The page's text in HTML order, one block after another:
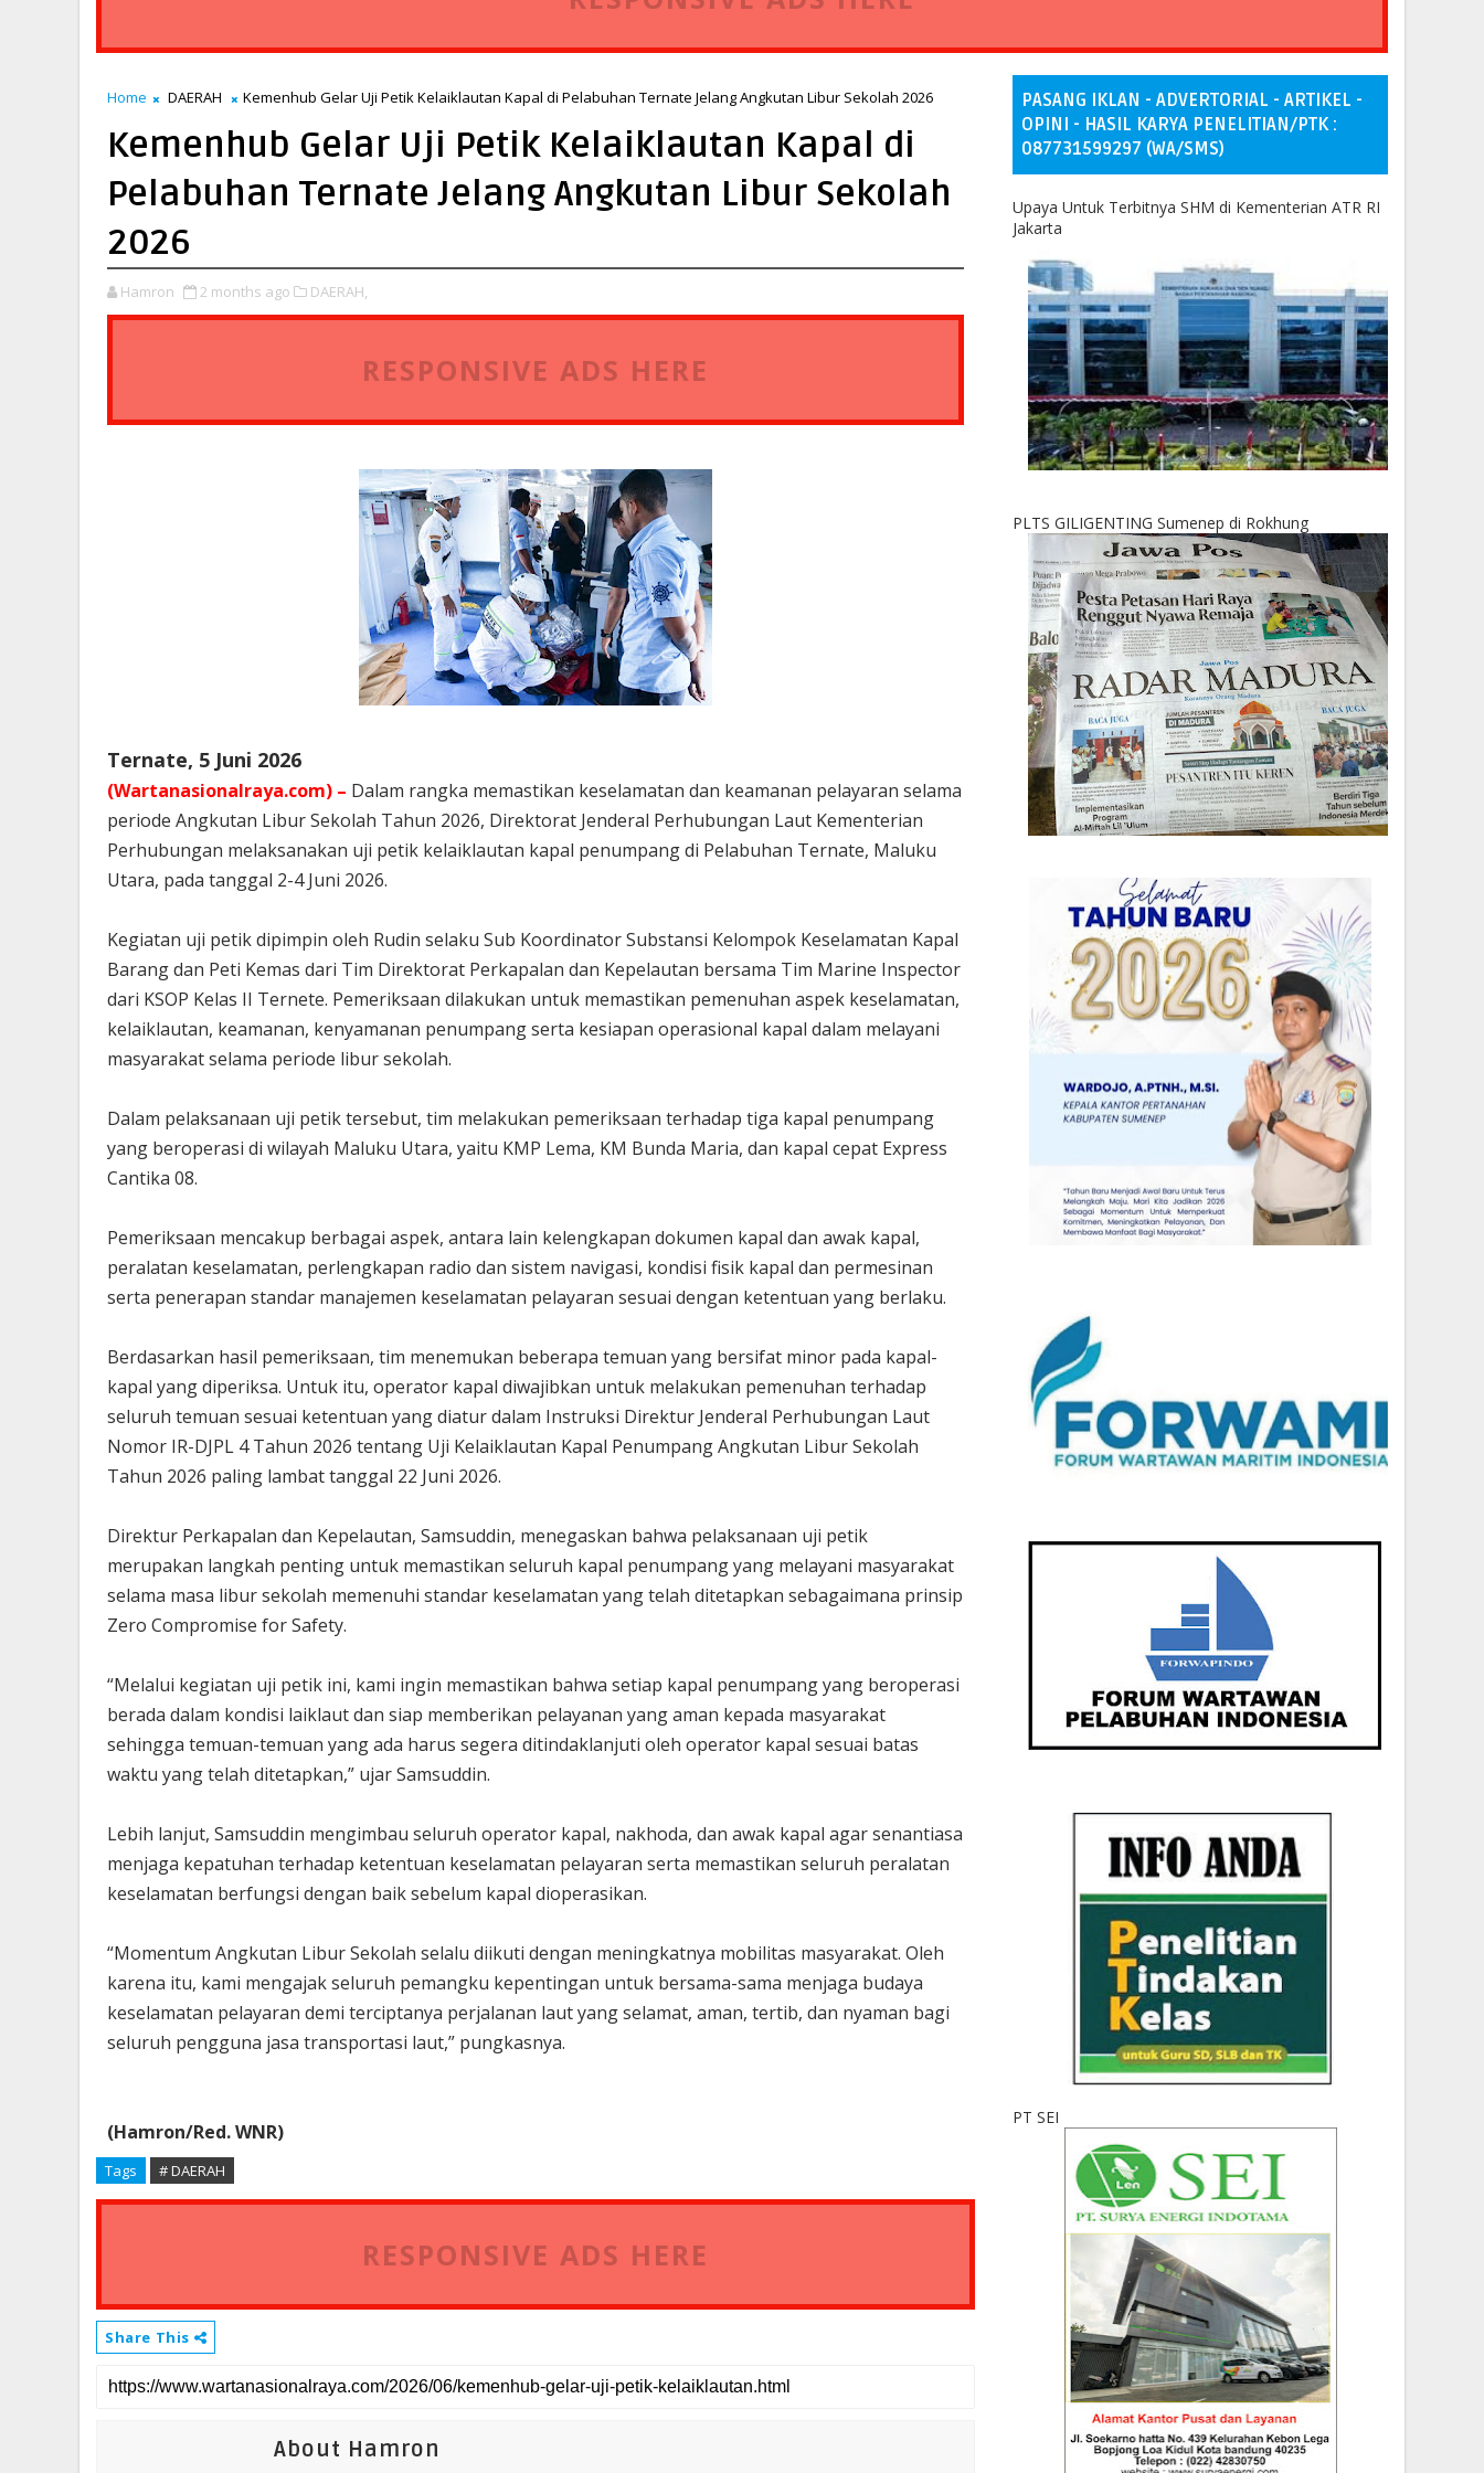
Home DAERAH Kemenhub Gelar Uji Petik Kelaiklautan Kapal di Pelabuhan Ternate Jelang Angkutan Libur Sekolah 2026
Kemenhub Gelar Uji Petik Kelaiklautan Kapal di
Pelabuhan Ternate Jelang Angkutan Libur Sekolah
2026
Hamron 2 months ago DAERAH,
RESPONSIVE ADS HERE
Ternate, 5 Juni 2026
(Wartanasionalraya.com) – Dalam rangka memastikan keselamatan dan keamanan pelayaran selama
periode Angkutan Libur Sekolah Tahun 2026, Direktorat Jenderal Perhubungan Laut Kementerian
Perhubungan melaksanakan uji petik kelaiklautan kapal penumpang di Pelabuhan Ternate, Maluku
Utara, pada tanggal 2-4 Juni 2026.
Kegiatan uji petik dipimpin oleh Rudin selaku Sub Koordinator Substansi Kelompok Keselamatan Kapal
Barang dan Peti Kemas dari Tim Direktorat Perkapalan dan Kepelautan bersama Tim Marine Inspector
dari KSOP Kelas II Ternete. Pemeriksaan dilakukan untuk memastikan pemenuhan aspek keselamatan,
kelaiklautan, keamanan, kenyamanan penumpang serta kesiapan operasional kapal dalam melayani
masyarakat selama periode libur sekolah.
Dalam pelaksanaan uji petik tersebut, tim melakukan pemeriksaan terhadap tiga kapal penumpang
yang beroperasi di wilayah Maluku Utara, yaitu KMP Lema, KM Bunda Maria, dan kapal cepat Express
Cantika 08.
Pemeriksaan mencakup berbagai aspek, antara lain kelengkapan dokumen kapal dan awak kapal,
peralatan keselamatan, perlengkapan radio dan sistem navigasi, kondisi fisik kapal dan permesinan
serta penerapan standar manajemen keselamatan pelayaran sesuai dengan ketentuan yang berlaku.
Berdasarkan hasil pemeriksaan, tim menemukan beberapa temuan yang bersifat minor pada kapal-
kapal yang diperiksa. Untuk itu, operator kapal diwajibkan untuk melakukan pemenuhan terhadap
seluruh temuan sesuai ketentuan yang diatur dalam Instruksi Direktur Jenderal Perhubungan Laut
Nomor IR-DJPL 4 Tahun 2026 tentang Uji Kelaiklautan Kapal Penumpang Angkutan Libur Sekolah
Tahun 2026 paling lambat tanggal 22 Juni 2026.
Direktur Perkapalan dan Kepelautan, Samsuddin, menegaskan bahwa pelaksanaan uji petik
merupakan langkah penting untuk memastikan seluruh kapal penumpang yang melayani masyarakat
selama masa libur sekolah memenuhi standar keselamatan yang telah ditetapkan sebagaimana prinsip
Zero Compromise for Safety.
“Melalui kegiatan uji petik ini, kami ingin memastikan bahwa setiap kapal penumpang yang beroperasi
berada dalam kondisi laiklaut dan siap memberikan pelayanan yang aman kepada masyarakat
sehingga temuan-temuan yang ada harus segera ditindaklanjuti oleh operator kapal sesuai batas
waktu yang telah ditetapkan,” ujar Samsuddin.
Lebih lanjut, Samsuddin mengimbau seluruh operator kapal, nakhoda, dan awak kapal agar senantiasa
menjaga kepatuhan terhadap ketentuan keselamatan pelayaran serta memastikan seluruh peralatan
keselamatan berfungsi dengan baik sebelum kapal dioperasikan.
“Momentum Angkutan Libur Sekolah selalu diikuti dengan meningkatnya mobilitas masyarakat. Oleh
karena itu, kami mengajak seluruh pemangku kepentingan untuk bersama-sama menjaga budaya
keselamatan pelayaran demi terciptanya perjalanan laut yang selamat, aman, tertib, dan nyaman bagi
seluruh pengguna jasa transportasi laut,” pungkasnya.
(Hamron/Red. WNR)
Tags # DAERAH
RESPONSIVE ADS HERE
Share This
About Hamron
PASANG IKLAN - ADVERTORIAL - ARTIKEL -
OPINI - HASIL KARYA PENELITIAN/PTK :
087731599297 (WA/SMS)
Upaya Untuk Terbitnya SHM di Kementerian ATR RI
Jakarta
PLTS GILIGENTING Sumenep di Rokhung
PT SEI